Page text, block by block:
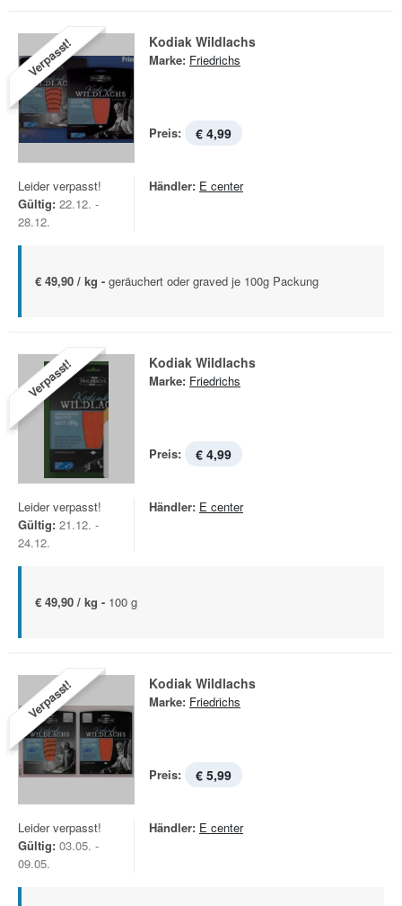
Verpasst! Kodiak Wildlachs
Marke: Friedrichs
Preis: € 4,99
Leider verpasst!
Gültig: 22.12. -
28.12.
Händler: E center
€ 49,90 / kg - geräuchert oder graved je 100g Packung
Verpasst! Kodiak Wildlachs
Marke: Friedrichs
Preis: € 4,99
Leider verpasst!
Gültig: 21.12. -
24.12.
Händler: E center
€ 49,90 / kg - 100 g
Verpasst! Kodiak Wildlachs
Marke: Friedrichs
Preis: € 5,99
Leider verpasst!
Gültig: 03.05. -
09.05.
Händler: E center